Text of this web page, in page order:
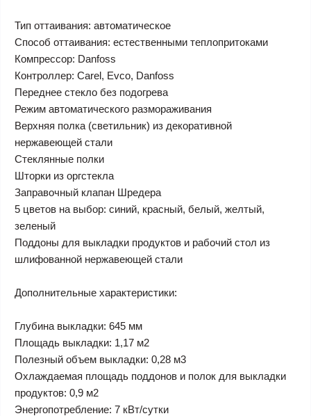
Тип оттаивания: автоматическое
Способ оттаивания: естественными теплопритоками
Компрессор: Danfoss
Контроллер: Carel, Evco, Danfoss
Переднее стекло без подогрева
Режим автоматического размораживания
Верхняя полка (светильник) из декоративной
нержавеющей стали
Стеклянные полки
Шторки из оргстекла
Заправочный клапан Шредера
5 цветов на выбор: синий, красный, белый, желтый,
зеленый
Поддоны для выкладки продуктов и рабочий стол из
шлифованной нержавеющей стали
Дополнительные характеристики:
Глубина выкладки: 645 мм
Площадь выкладки: 1,17 м2
Полезный объем выкладки: 0,28 м3
Охлаждаемая площадь поддонов и полок для выкладки
продуктов: 0,9 м2
Энергопотребление: 7 кВт/сутки